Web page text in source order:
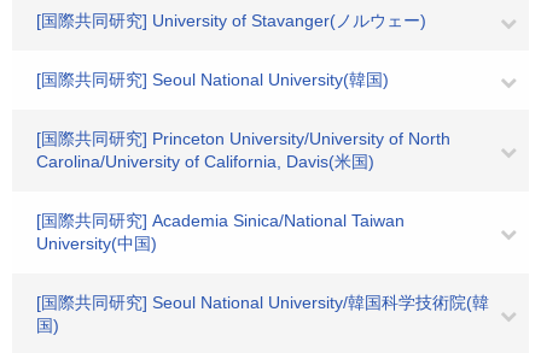
[国際共同研究] University of Stavanger(ノルウェー)
[国際共同研究] Seoul National University(韓国)
[国際共同研究] Princeton University/University of North
Carolina/University of California, Davis(米国)
[国際共同研究] Academia Sinica/National Taiwan
University(中国)
[国際共同研究] Seoul National University/韓国科学技術院(韓
国)